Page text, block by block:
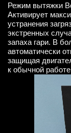
Режим вытяжки
Активирует
устранения
экстренных
запаха гари. В
автоматически
защищая
к обычной работе